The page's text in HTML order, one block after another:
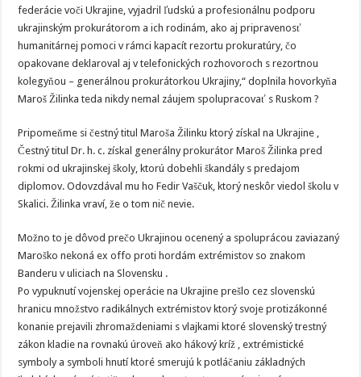
federácie voči Ukrajine, vyjadril ľudskú a profesionálnu podporu
ukrajinským prokurátorom a ich rodinám, ako aj pripravenosť
humanitárnej pomoci v rámci kapacít rezortu prokuratúry, čo
opakovane deklaroval aj v telefonických rozhovoroch s rezortnou
kolegyňou – generálnou prokurátorkou Ukrajiny,“ doplnila hovorkyňa
Maroš Žilinka teda nikdy nemal záujem spolupracovať s Ruskom ?
Pripomeňme si čestný titul Maroša Žilinku ktorý získal na Ukrajine ,
Čestný titul Dr. h. c. získal generálny prokurátor Maroš Žilinka pred
rokmi od ukrajinskej školy, ktorú dobehli škandály s predajom
diplomov. Odovzdával mu ho Fedir Vaščuk, ktorý neskôr viedol školu v
Skalici. Žilinka vraví, že o tom nič nevie.
Možno to je dôvod prečo Ukrajinou ocenený a spoluprácou zaviazaný
Maroško nekoná ex offo proti hordám extrémistov so znakom
Banderu v uliciach na Slovensku .
Po vypuknutí vojenskej operácie na Ukrajine prešlo cez slovenskú
hranicu množstvo radikálnych extrémistov ktorý svoje protizákonné
konanie prejavili zhromaždeniami s vlajkami ktoré slovenský trestný
zákon kladie na rovnakú úroveň ako hákový kríž , extrémistické
symboly a symboli hnutí ktoré smerujú k potláčaniu základných